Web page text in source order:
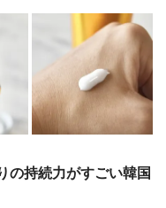
の持続力がすごい韓国